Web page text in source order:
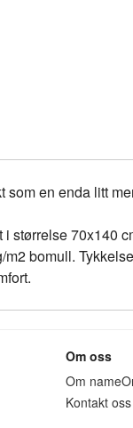
som en enda litt
størrelse 70x140
bomull.
Om oss
Om
Kontakt oss